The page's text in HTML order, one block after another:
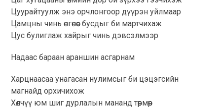
Цуурайтуулж энэ орчлонгоор дүүрэн уйлмаар
Цамцны чинь өнгөнөөс бусдыг би мартчихаж
Цус булиглаж хайрыг чинь дэвсэлмээр
Надаас бараан араншин асгарнам
Харцнаасаа унагасан нулимсыг би цэцэгсийн
магнайд орхичихож
Хөлчүү юм шиг дурлалын мананд төөрмөөр